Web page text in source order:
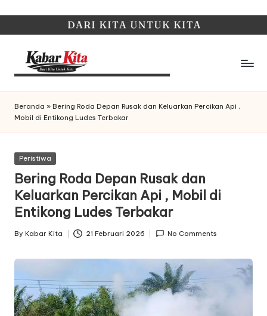
content
K
a
b
a
r
K
it
a
Beranda » Bering Roda Depan Rusak dan Keluarkan Percikan Api ,
Mobil di Entikong Ludes Terbakar
Posted
Peristiwa
Bering Roda Depan Rusak dan
Keluarkan Percikan Api , Mobil di
Entikong Ludes Terbakar
Posted
By Kabar Kita 21 Februari 2026 No Comments